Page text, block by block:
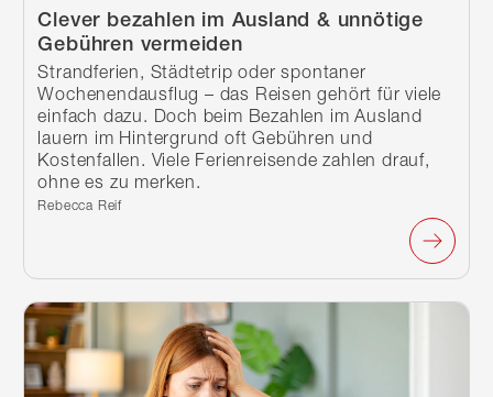
Clever bezahlen im Ausland & unnötige
Gebühren vermeiden
Strandferien, Städtetrip oder spontaner
Wochenendausflug – das Reisen gehört für viele
einfach dazu. Doch beim Bezahlen im Ausland
lauern im Hintergrund oft Gebühren und
Kostenfallen. Viele Ferienreisende zahlen drauf,
ohne es zu merken.
Verfasst von:
Rebecca Reif
Weiterlesen